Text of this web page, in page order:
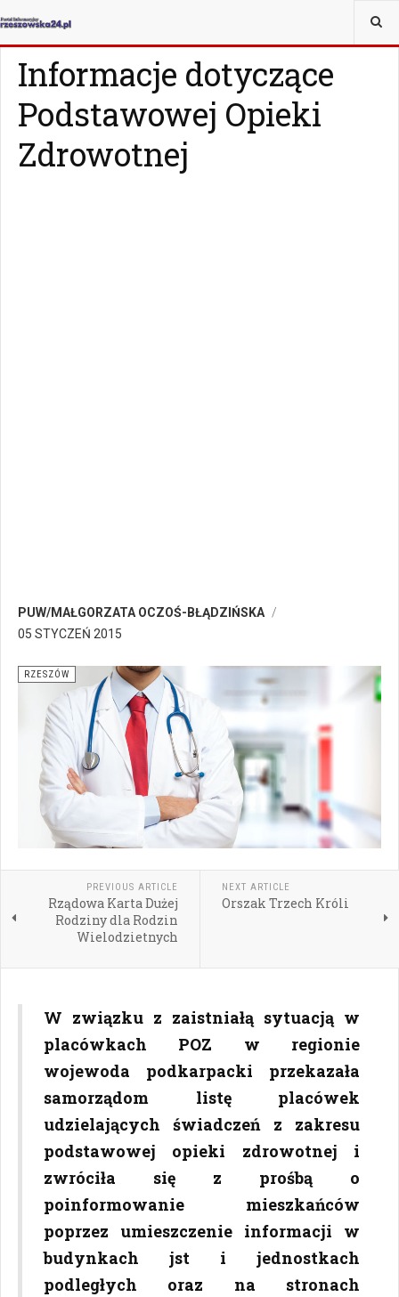
JESTEŚ TUTAJ:
Informacje dotyczące
Podstawowej Opieki
Zdrowotnej
PUW/MAŁGORZATA OCZOŚ-BŁĄDZIŃSKA
05 STYCZEŃ 2015
RZESZÓW
PREVIOUS ARTICLE
Rządowa Karta Dużej
Rodziny dla Rodzin
Wielodzietnych
NEXT ARTICLE
Orszak Trzech Króli
W związku z zaistniałą sytuacją w
placówkach POZ w regionie
wojewoda podkarpacki przekazała
samorządom listę placówek
udzielających świadczeń z zakresu
podstawowej opieki zdrowotnej i
zwróciła się z prośbą o
poinformowanie mieszkańców
poprzez umieszczenie informacji w
budynkach jst i jednostkach
podległych oraz na stronach